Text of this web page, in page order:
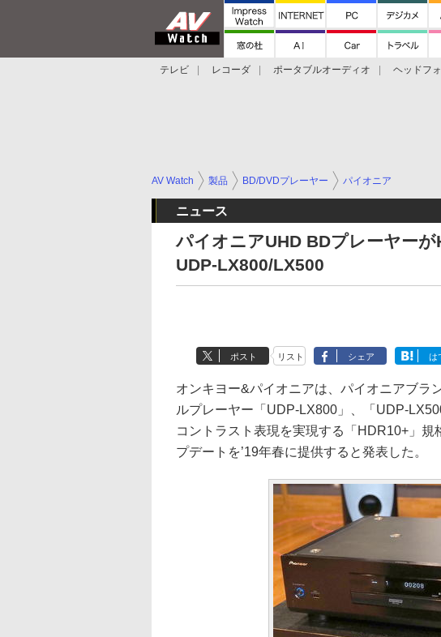
テレビ レコーダ ポータブルオーディオ ヘッドフ
AV Watch 製品 BD/DVDプレーヤー パイオニア
ニュース
パイオニアUHD BDプレーヤーが
UDP-LX800/LX500
ポスト リスト シェア は
オンキヨー&パイオニアは、パイオニアブラ
ルプレーヤー「UDP-LX800」、「UDP-
コントラスト表現を実現する「HDR10+」
プデートを’19年春に提供すると発表した。